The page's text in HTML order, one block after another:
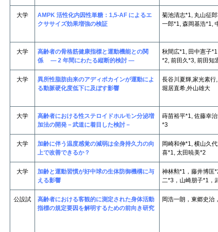
大学
AMPK 活性化内因性単糖：1,5-AF によるエ
クササイズ効果増強の検証
菊池清志*1, 丸山征
一郎*1, 森岡基浩*1,
大学
高齢者の骨格筋健康指標と運動機能との関
係 ― 2 年間にわたる縦断的検討 ―
秋間広*1, 田中憲子
*2, 前田久*3, 前田知
大学
異所性脂肪由来のアディポカインが運動によ
る動脈硬化度低下に及ぼす影響
長谷川夏輝,家光素行
堀居直希,外山雄大
大学
高齢者における性ステロイドホルモン分泌増
加法の開発－武道に着目した検討－
蒔苗裕平*1, 佐藤幸
*3
大学
加齢に伴う温度感覚の減弱は全身持久力の向
上で改善できるか？
岡崎和伸*1, 横山久
喜*1, 太田暁美*2
大学
加齢と運動習慣が好中球の生体防御機構に与
える影響
神林勲*1，藤井博匡
二*3，山崎朋子*1，
公設試
高齢者における客観的に測定された身体活動
指標の規定要因を解明するための前向き研究
岡浩一朗，東郷史治